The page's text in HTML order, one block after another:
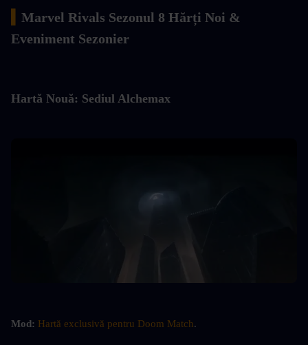
Marvel Rivals Sezonul 8 Hărți Noi &
Eveniment Sezonier
Hartă Nouă: Sediul Alchemax
Mod: Hartă exclusivă pentru Doom Match.